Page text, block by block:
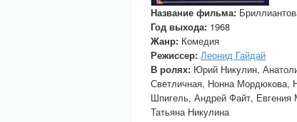
Название фильма:
Год выхода: 1968
Жанр: Комедия
Режиссер: Леонид Гайдай
В ролях: Юрий Никулин,
Светличная, Нонна Мордюкова,
Шпигель, Андрей Файт, Евгения
Татьяна Никулина